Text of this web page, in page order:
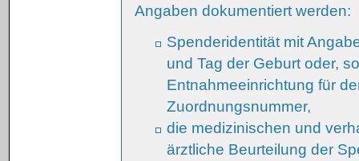
Angaben dokumentiert werden:
Spenderidentität mit
und Tag der Geburt oder,
Entnahmeeinrichtung für
Zuordnungsnummer,
die medizinischen und
ärztliche Beurteilung der